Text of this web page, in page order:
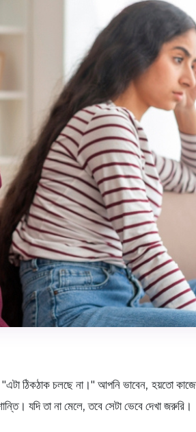
ঠিকঠাক চলছে না।" আপনি ভাবেন, হয়তো
যদি তা না মেলে, তবে সেটা ভেবে দেখা জরুরি।